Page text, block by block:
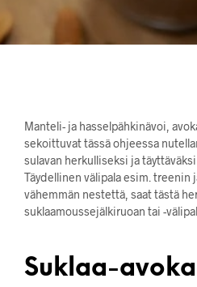
Manteli- ja hasselpähkinävoi,
sekoittuvat tässä ohjeessa
sulavan herkulliseksi ja
Täydellinen välipala esim. treenin
vähemmän nestettä, saat tästä
suklaamoussejälkiruoan tai -
Suklaa-